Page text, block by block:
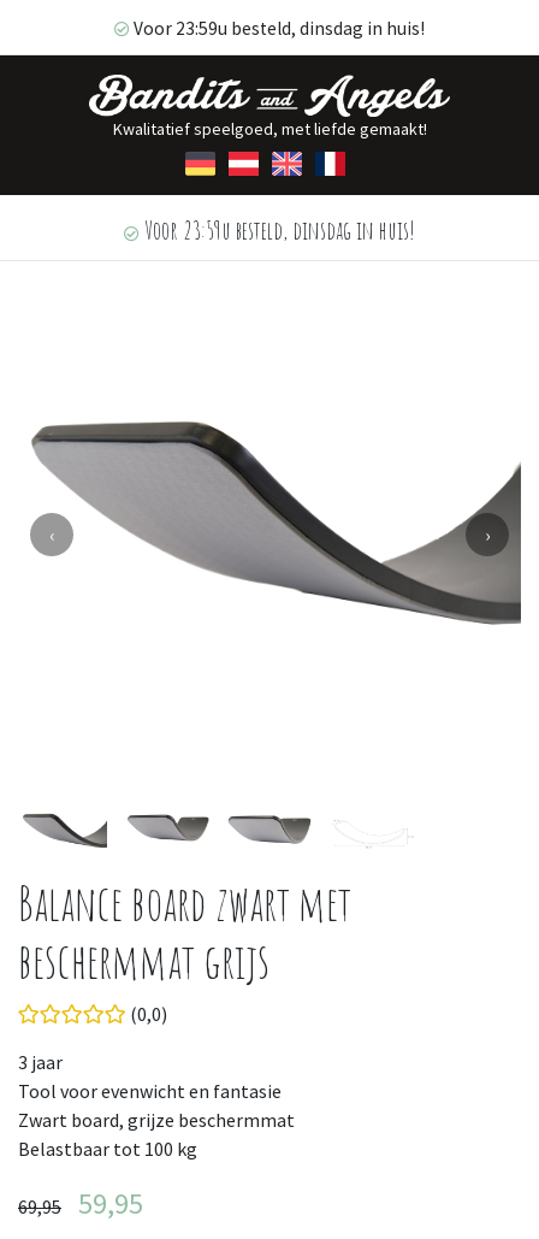
Voor 23:59u besteld, dinsdag in huis!
Kwalitatief speelgoed, met liefde gemaakt!
Voor 23:59u besteld, dinsdag in huis!
‹ ›
Balance board zwart met
beschermmat grijs
(0,0)
3 jaar
Tool voor evenwicht en fantasie
Zwart board, grijze beschermmat
Belastbaar tot 100 kg
69,95 59,95